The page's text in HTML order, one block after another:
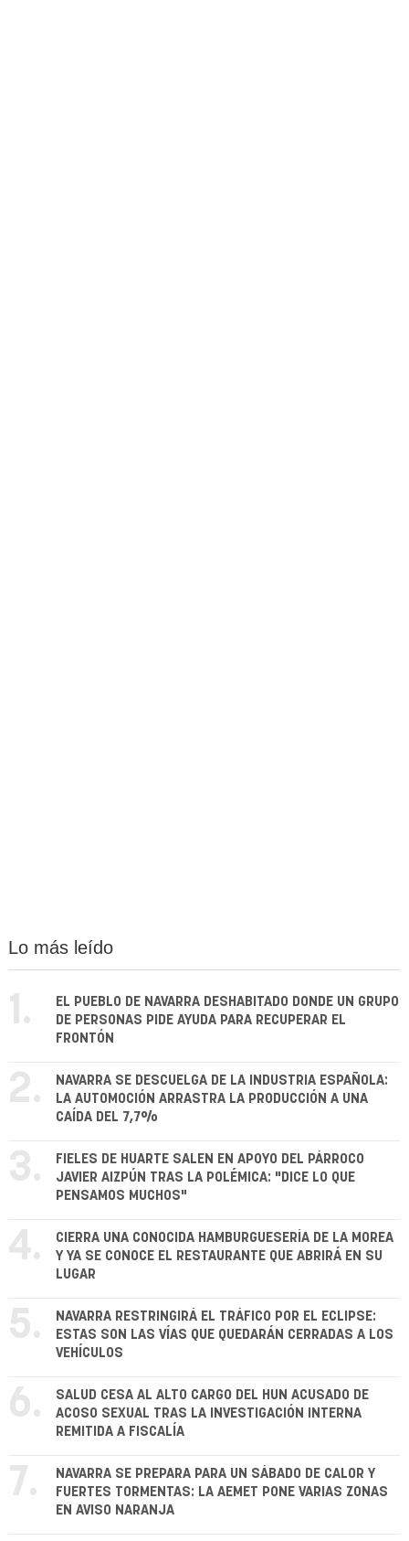
Lo más leído
1.
EL PUEBLO DE NAVARRA DESHABITADO DONDE UN GRUPO
DE PERSONAS PIDE AYUDA PARA RECUPERAR EL
FRONTÓN
2.
NAVARRA SE DESCUELGA DE LA INDUSTRIA ESPAÑOLA:
LA AUTOMOCIÓN ARRASTRA LA PRODUCCIÓN A UNA
CAÍDA DEL 7,7%
3.
FIELES DE HUARTE SALEN EN APOYO DEL PÁRROCO
JAVIER AIZPÚN TRAS LA POLÉMICA: "DICE LO QUE
PENSAMOS MUCHOS"
4.
CIERRA UNA CONOCIDA HAMBURGUESERÍA DE LA MOREA
Y YA SE CONOCE EL RESTAURANTE QUE ABRIRÁ EN SU
LUGAR
5.
NAVARRA RESTRINGIRÁ EL TRÁFICO POR EL ECLIPSE:
ESTAS SON LAS VÍAS QUE QUEDARÁN CERRADAS A LOS
VEHÍCULOS
6.
SALUD CESA AL ALTO CARGO DEL HUN ACUSADO DE
ACOSO SEXUAL TRAS LA INVESTIGACIÓN INTERNA
REMITIDA A FISCALÍA
7.
NAVARRA SE PREPARA PARA UN SÁBADO DE CALOR Y
FUERTES TORMENTAS: LA AEMET PONE VARIAS ZONAS
EN AVISO NARANJA